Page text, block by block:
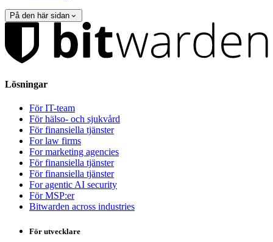
På den här sidan
Lösningar
För IT-team
För hälso- och sjukvård
För finansiella tjänster
For law firms
For marketing agencies
För finansiella tjänster
För finansiella tjänster
For agentic AI security
För MSP:er
Bitwarden across industries
För utvecklare